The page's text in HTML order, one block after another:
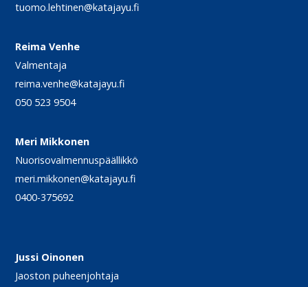
tuomo.lehtinen@katajayu.fi
Reima Venhe
Valmentaja
reima.venhe@katajayu.fi
050 523 9504
Meri Mikkonen
Nuorisovalmennuspäällikkö
meri.mikkonen@katajayu.fi
0400-375692
Jussi Oinonen
Jaoston puheenjohtaja